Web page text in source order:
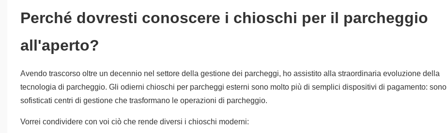
Perché dovresti conoscere i chioschi per il parcheggio
all'aperto?
Avendo trascorso oltre un decennio nel settore della gestione dei parcheggi, ho assistito alla straordinaria evoluzione della
tecnologia di parcheggio. Gli odierni chioschi per parcheggi esterni sono molto più di semplici dispositivi di pagamento: sono
sofisticati centri di gestione che trasformano le operazioni di parcheggio.
Vorrei condividere con voi ciò che rende diversi i chioschi moderni: